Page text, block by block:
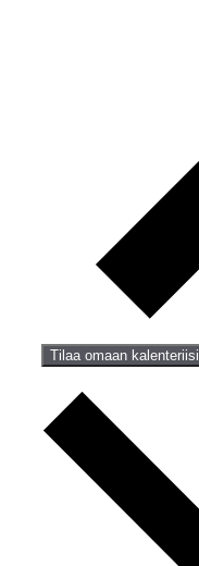
Tilaa omaan kalenteriisi